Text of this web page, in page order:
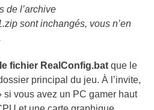
de l’archive
sont inchangés, vous n’en
fichier RealConfig.bat que le
principal du jeu. À l’invite,
vous avez un PC gamer haut